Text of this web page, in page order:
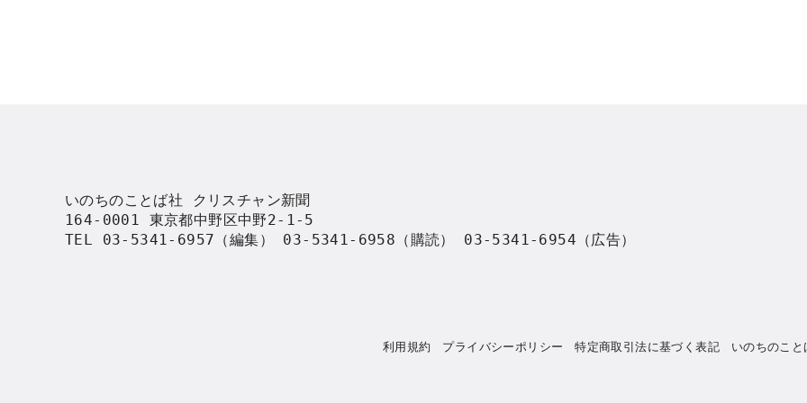
いのちのことば社 クリスチャン新聞
164-0001 東京都中野区中野2-1-5
TEL 03-5341-6957（編集） 03-5341-6958（購読） 03-5341-6954（広告）
利用規約 プライバシーポリシー 特定商取引法に基づく表記 いのちのこと